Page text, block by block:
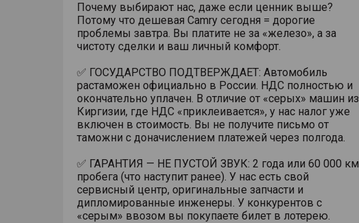
Почему выбирают нас, даже если ценник выше?
Потому что дешевая Camry сегодня = дорогие
проблемы завтра. Вы платите не за «железо», а за
чистоту сделки и ваш личный комфорт.
✅ ГОСУДАРСТВО ПОДТВЕРЖДАЕТ: Автомобиль
растаможен официально в России. НДС полностью и
окончательно уплачен. В отличие от «серых» машин из
Киргизии, где НДС «приклеивается», у нас налог уже
включен в стоимость. Вы не получите письмо от
таможни с доначислением платежей через полгода.
✅ ГАРАНТИЯ — НЕ ПУСТОЙ ЗВУК: 2 года или 60 000 км
пробега (что наступит ранее). У нас есть свой
сервисный центр, оригинальные запчасти и
дипломированные инженеры. У конкурентов с
«серым» ввозом вы покупаете билет в лотерею.